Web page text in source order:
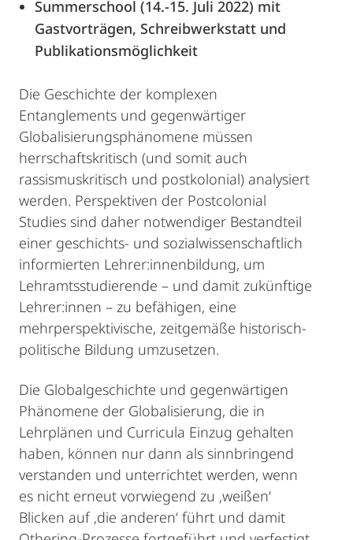
Summerschool (14.-15. Juli 2022) mit
Gastvorträgen, Schreibwerkstatt und
Publikationsmöglichkeit
Die Geschichte der komplexen
Entanglements und gegenwärtiger
Globalisierungsphänomene müssen
herrschaftskritisch (und somit auch
rassismuskritisch und postkolonial) analysiert
werden. Perspektiven der Postcolonial
Studies sind daher notwendiger Bestandteil
einer geschichts- und sozialwissenschaftlich
informierten Lehrer:innenbildung, um
Lehramtsstudierende – und damit zukünftige
Lehrer:innen – zu befähigen, eine
mehrperspektivische, zeitgemäße historisch-
politische Bildung umzusetzen.
Die Globalgeschichte und gegenwärtigen
Phänomene der Globalisierung, die in
Lehrplänen und Curricula Einzug gehalten
haben, können nur dann als sinnbringend
verstanden und unterrichtet werden, wenn
es nicht erneut vorwiegend zu ‚weißen‘
Blicken auf ‚die anderen‘ führt und damit